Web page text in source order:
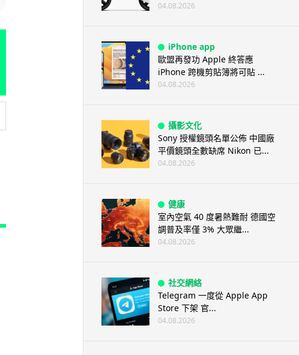
04.08.2026
iPhone app
歐盟再發功 Apple 終答應
iPhone 跨機剪貼簿將可貼 ...
04.08.2026
攝影文化
Sony 授權鏡頭名單公佈 中國廠
平價鏡頭全數缺席 Nikon 已...
04.08.2026
健康
室內空氣 40 度暑熱難耐 德國空
調普及率僅 3% 大眾繼...
04.08.2026
社交網絡
Telegram 一度從 Apple App
Store 下架 官...
04.08.2026